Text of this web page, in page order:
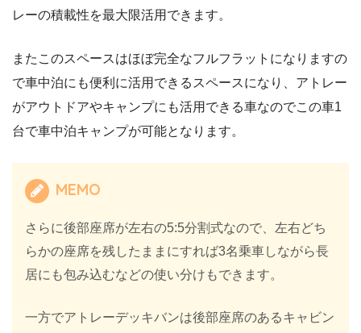
レーの積載性を最大限活用できます。
またこのスペースはほぼ完全なフルフラットになりますの
で車中泊にも便利に活用できるスペースになり、アトレー
がアウトドアやキャンプにも活用できる車なのでこの車1
台で車中泊キャンプが可能となります。
MEMO
さらに後部座席が左右の5:5分割式なので、左右どち
らかの座席を残したままにすれば3名乗車しながら長
居にも包み込むなどの使い分けもできます。
一方でアトレーデッキバンは後部座席のあるキャビン